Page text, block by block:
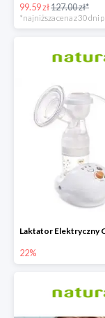
99.59 zł127.00 zł*
22%